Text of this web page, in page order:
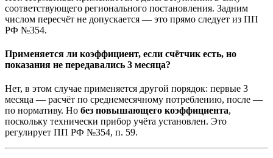
соответствующего регионального постановления. Задним
числом пересчёт не допускается — это прямо следует из ПП
РФ №354.
Применяется ли коэффициент, если счётчик есть, но
показания не передавались 3 месяца?
Нет, в этом случае применяется другой порядок: первые 3
месяца — расчёт по среднемесячному потреблению, после —
по нормативу. Но без повышающего коэффициента,
поскольку технически прибор учёта установлен. Это
регулирует ПП РФ №354, п. 59.